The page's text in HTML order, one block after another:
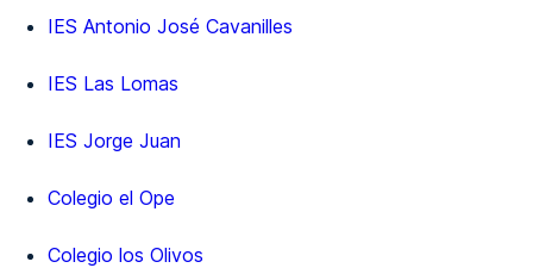
IES Antonio José Cavanilles
IES Las Lomas
IES Jorge Juan
Colegio el Ope
Colegio los Olivos